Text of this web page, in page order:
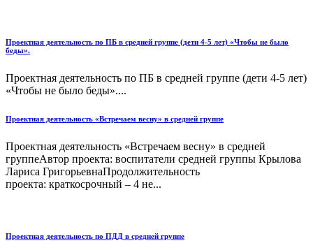
Проектная деятельность по ПБ в средней группе (дети 4-5 лет) «Чтобы не было
беды».
Проектная деятельность по ПБ в средней группе (дети 4-5 лет)
«Чтобы не было беды»....
Проектная деятельность «Встречаем весну» в средней группе
Проектная деятельность «Встречаем весну» в средней
группеАвтор проекта: воспитатели средней группы Крылова
Лариса ГригорьевнаПродолжительность
проекта: краткосрочный – 4 не...
Проектная деятельность по ПДД в средней группе